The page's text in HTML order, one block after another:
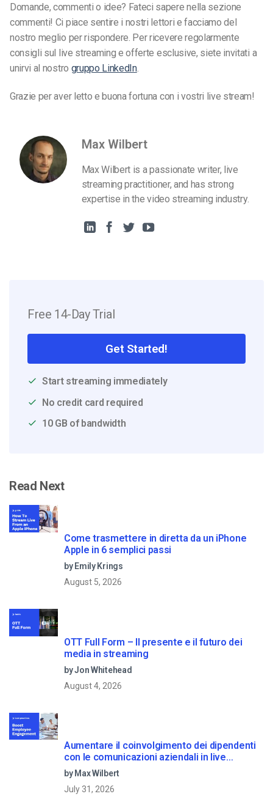
Domande, commenti o idee? Fateci sapere nella sezione
commenti! Ci piace sentire i nostri lettori e facciamo del
nostro meglio per rispondere. Per ricevere regolarmente
consigli sul live streaming e offerte esclusive, siete invitati a
unirvi al nostro gruppo LinkedIn.
Grazie per aver letto e buona fortuna con i vostri live stream!
Max Wilbert
Max Wilbert is a passionate writer, live
streaming practitioner, and has strong
expertise in the video streaming industry.
Free 14-Day Trial
Get Started!
Start streaming immediately
No credit card required
10 GB of bandwidth
Read Next
Come trasmettere in diretta da un iPhone
Apple in 6 semplici passi
by Emily Krings
August 5, 2026
OTT Full Form – Il presente e il futuro dei
media in streaming
by Jon Whitehead
August 4, 2026
Aumentare il coinvolgimento dei dipendenti
con le comunicazioni aziendali in live
streaming
by Max Wilbert
July 31, 2026